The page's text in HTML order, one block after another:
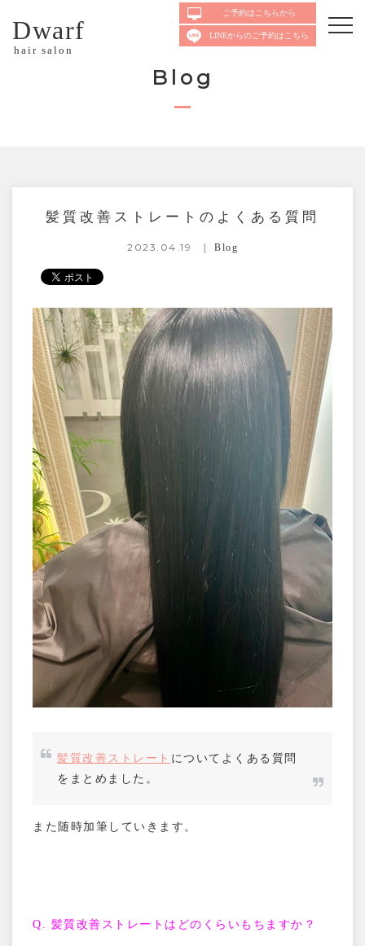
Dwarf
hair salon
ご予約はこちらから
LINEからのご予約はこちら
Blog
髪質改善ストレートのよくある質問
2023.04.19 Blog
髪質改善ストレート についてよくある質問
をまとめました。
また随時加筆していきます。
Q. 髪質改善ストレートはどのくらいもちますか？